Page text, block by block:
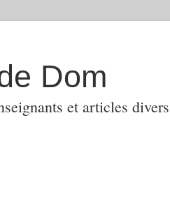
Dom
et articles divers